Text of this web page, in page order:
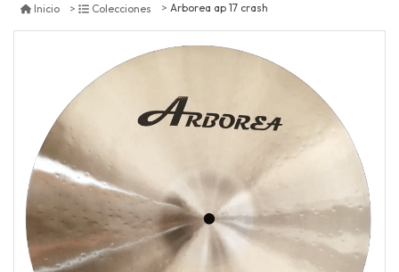
Inicio Colecciones Arborea ap 17 crash